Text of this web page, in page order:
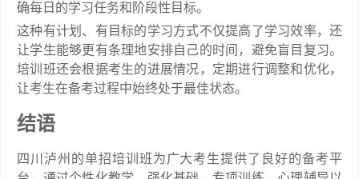
确每日的学习任务和阶段性目标。
这种有计划、有目标的学习方式不仅提高了学习效率，还
让学生能够更有条理地安排自己的时间，避免盲目复习。
培训班还会根据考生的进展情况，定期进行调整和优化，
让考生在备考过程中始终处于最佳状态。
结语
四川泸州的单招培训班为广大考生提供了良好的备考平